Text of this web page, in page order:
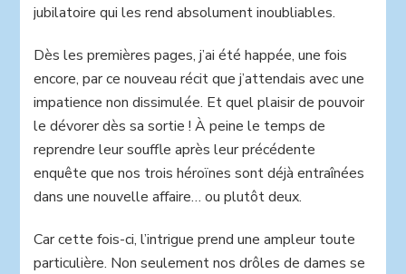
jubilatoire qui les rend absolument inoubliables.
Dès les premières pages, j’ai été happée, une fois
encore, par ce nouveau récit que j’attendais avec une
impatience non dissimulée. Et quel plaisir de pouvoir
le dévorer dès sa sortie ! À peine le temps de
reprendre leur souffle après leur précédente
enquête que nos trois héroïnes sont déjà entraînées
dans une nouvelle affaire… ou plutôt deux.
Car cette fois-ci, l’intrigue prend une ampleur toute
particulière. Non seulement nos drôles de dames se